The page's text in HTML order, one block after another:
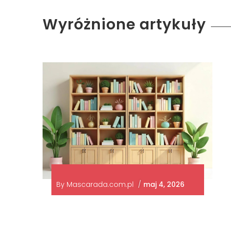
Wyróżnione artykuły
By Mascarada.com.pl / maj 4, 2026